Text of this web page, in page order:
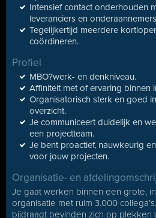
Intensief contact onderhouden
leveranciers en
Tegelijkertijd meerdere
coördineren.
Profiel
MBO?werk- en denkniveau.
Affiniteit met of ervaring binnen
Organisatorisch sterk en goed
overzicht.
Je communiceert duidelijk en
een projectteam.
Je bent proactief, nauwkeurig
voor jouw projecten.
Organisatie- en
Je gaat werken binnen een grote,
organisatie met ruim 3.000
bijdraagt bevinden zich op plekken